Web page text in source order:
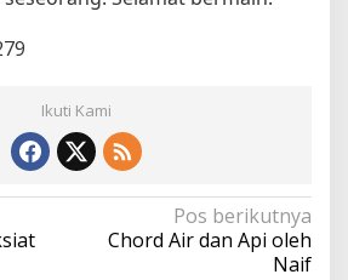
Ikuti Kami
Pos berikutnya
Chord Air dan Api oleh
Naif